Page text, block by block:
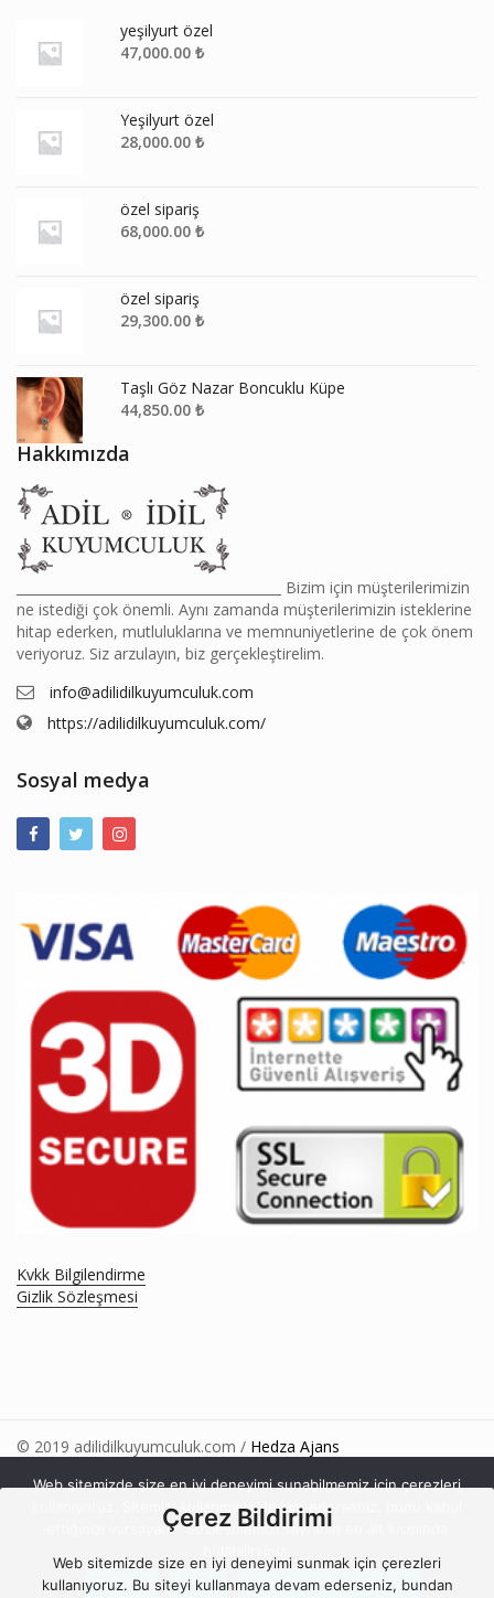
yeşilyurt özel
47,000.00 ₺
Yeşilyurt özel
28,000.00 ₺
özel sipariş
68,000.00 ₺
özel sipariş
29,300.00 ₺
Taşlı Göz Nazar Boncuklu Küpe
44,850.00 ₺
Hakkımızda
________________________________________ Bizim için müşterilerimizin
ne istediği çok önemli. Aynı zamanda müşterilerimizin isteklerine
hitap ederken, mutluluklarına ve memnuniyetlerine de çok önem
veriyoruz. Siz arzulayın, biz gerçekleştirelim.
info@adilidilkuyumculuk.com
https://adilidilkuyumculuk.com/
Sosyal medya
Kvkk Bilgilendirme
Gizlik Sözleşmesi
© 2019 adilidilkuyumculuk.com / Hedza Ajans
Whatsapp İletişim
Web sitemizde size en iyi deneyimi sunabilmemiz için çerezleri
kullanıyoruz. Sitemizi kullanmaya devam ederseniz, bunu kabul
ettiğinizi varsayarız. Sözleşmemizi sayfanın en alt kısmında
Tamam Hayır KVKK Aydınlatma Metni
Çerez Bildirimi
Web sitemizde size en iyi deneyimi sunmak için çerezleri
kullanıyoruz. Bu siteyi kullanmaya devam ederseniz, bundan